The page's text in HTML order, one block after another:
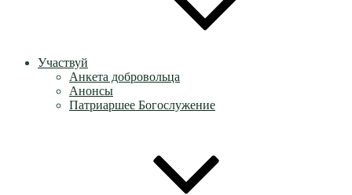
Участвуй
Анкета добровольца
Анонсы
Патриаршее Богослужение